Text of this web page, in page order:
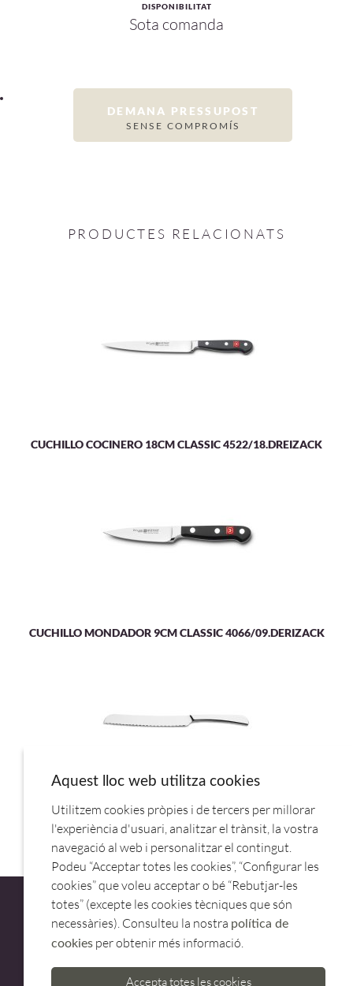
DISPONIBILITAT
Sota comanda
DEMANA PRESSUPOST
SENSE COMPROMÍS
PRODUCTES RELACIONATS
CUCHILLO COCINERO 18CM CLASSIC 4522/18.DREIZACK
CUCHILLO MONDADOR 9CM CLASSIC 4066/09.DERIZACK
CUCHILLO PAN 074000AC.PINTI
ATENCIÓ AL CLIENT
Aquest lloc web utilitza cookies
Utilitzem cookies pròpies i de tercers per millorar
l'experiència d'usuari, analitzar el trànsit, la vostra
navegació al web i personalitzar el contingut.
Podeu “Acceptar totes les cookies”, “Configurar les
cookies” que voleu acceptar o bé “Rebutjar-les
totes” (excepte les cookies tècniques que són
necessàries). Consulteu la nostra política de
cookies per obtenir més informació.
Accepta totes les cookies